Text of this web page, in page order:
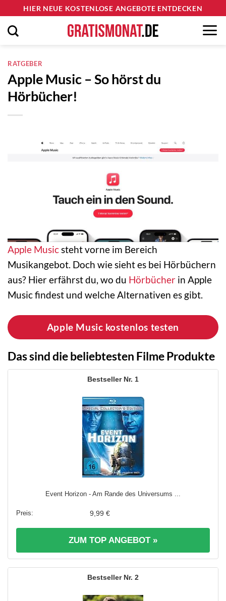
Inhalt
springen
HIER NEUE KOSTENLOSE ANGEBOTE ENTDECKEN
RATGEBER
Apple Music – So hörst du
Hörbücher!
Apple Musicsteht vorne im Bereich
Musikangebot. Doch wie sieht es bei Hörbüchern
aus? Hier erfährst du, wo du Hörbücher in Apple
Music findest und welche Alternativen es gibt.
Apple Music kostenlos testen
Das sind die beliebtesten Filme Produkte
1
Event Horizon - Am Rande des Universums ...
9,99 €
ZUM TOP ANGEBOT »
2